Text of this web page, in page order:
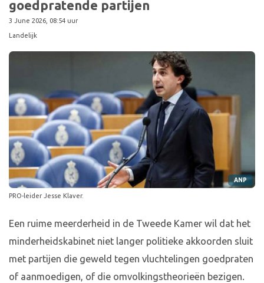
goedpratende partijen
3 June 2026, 08:54 uur
Landelijk
ANP
PRO-leider Jesse Klaver.
Een ruime meerderheid in de Tweede Kamer wil dat het
minderheidskabinet niet langer politieke akkoorden sluit
met partijen die geweld tegen vluchtelingen goedpraten
of aanmoedigen, of die omvolkingstheorieën bezigen.